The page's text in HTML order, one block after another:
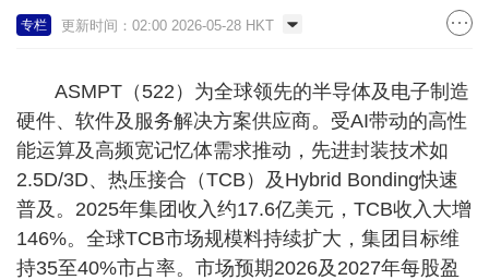
专栏 更新时间：02:00 2026-05-28 HKT
ASMPT（522）为全球领先的半导体及电子制造
硬件、软件及服务解决方案供应商。受AI带动的高性
能运算及高频宽记忆体需求推动，先进封装技术如
2.5D/3D、热压接合（TCB）及Hybrid Bonding快速
普及。2025年集团收入约17.6亿美元，TCB收入大增
146%。全球TCB市场规模料持续扩大，集团目标维
持35至40%市占率。市场预期2026及2027年每股盈